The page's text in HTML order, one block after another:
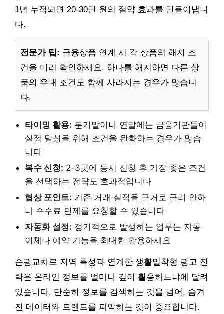
1년 누적되면 20-30만 원의 절약 효과를 만들어냅니
다.
전문가 팁: 금융상품 연계 시 각 상품의 해지 조
건을 미리 확인하세요. 하나를 해지하면 다른 상
품의 우대 조건도 함께 사라지는 경우가 많습니
다.
타이밍 활용: 분기말이나 연말에는 금융기관들이
실적 달성을 위해 조건을 완화하는 경우가 많습
니다
복수 신청: 2-3곳에 동시 신청 후 가장 좋은 조건
을 선택하는 전략도 효과적입니다
협상 포인트: 기존 거래 실적을 근거로 금리 인하
나 수수료 면제를 요청할 수 있습니다
자동화 설정: 정기적으로 발생하는 업무는 자동
이체나 예약 기능을 최대한 활용하세요
순광교차로 지역 특성과 연계한 생활밀착형 광고 전
략은 온라인 정보를 얼마나 깊이 활용하느냐에 달려
있습니다. 단순히 정보를 검색하는 것을 넘어, 숨겨
진 데이터와 트렌드를 파악하는 것이 중요합니다.